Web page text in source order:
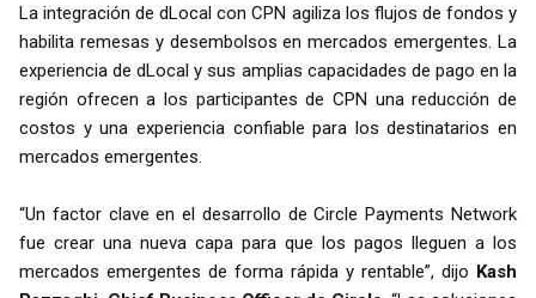
La integración de dLocal con CPN agiliza los flujos de fondos y
habilita remesas y desembolsos en mercados emergentes. La
experiencia de dLocal y sus amplias capacidades de pago en la
región ofrecen a los participantes de CPN una reducción de
costos y una experiencia confiable para los destinatarios en
mercados emergentes.
“Un factor clave en el desarrollo de Circle Payments Network
fue crear una nueva capa para que los pagos lleguen a los
mercados emergentes de forma rápida y rentable”, dijo Kash